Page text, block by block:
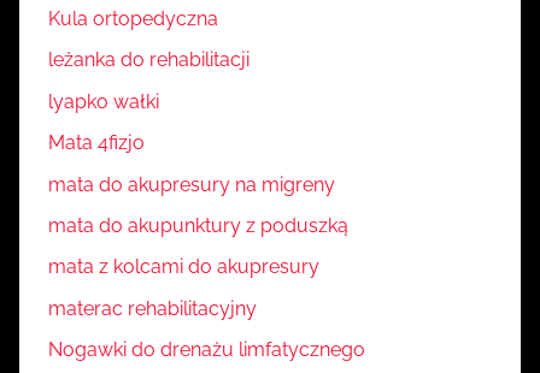
Kula ortopedyczna
leżanka do rehabilitacji
lyapko wałki
Mata 4fizjo
mata do akupresury na migreny
mata do akupunktury z poduszką
mata z kolcami do akupresury
materac rehabilitacyjny
Nogawki do drenażu limfatycznego